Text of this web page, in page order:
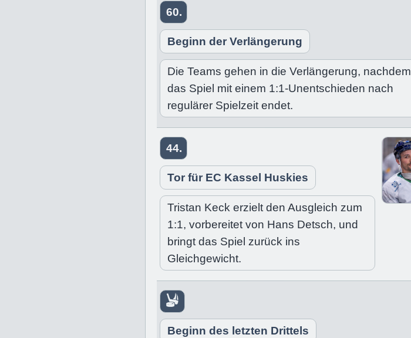
60.
Beginn der Verlängerung
Die Teams gehen in die Verlängerung, nachdem
das Spiel mit einem 1:1-Unentschieden nach
regulärer Spielzeit endet.
44.
Tor für EC Kassel Huskies
Tristan Keck erzielt den Ausgleich zum
1:1, vorbereitet von Hans Detsch, und
bringt das Spiel zurück ins
Gleichgewicht.
Beginn des letzten Drittels